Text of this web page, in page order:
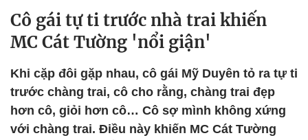
Cô gái tự ti trước nhà trai khiến
MC Cát Tường 'nổi giận'
Khi cặp đôi gặp nhau, cô gái Mỹ Duyên tỏ ra tự ti
trước chàng trai, cô cho rằng, chàng trai đẹp
hơn cô, giỏi hơn cô… Cô sợ mình không xứng
với chàng trai. Điều này khiến MC Cát Tường